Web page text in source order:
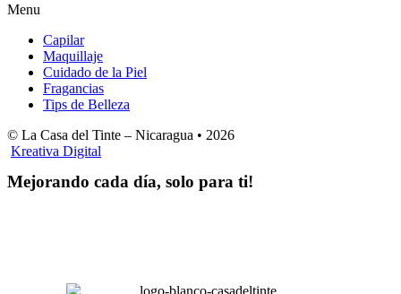
Menu
Capilar
Maquillaje
Cuidado de la Piel
Fragancias
Tips de Belleza
© La Casa del Tinte – Nicaragua • 2026
Kreativa Digital
Mejorando cada día, solo para ti!